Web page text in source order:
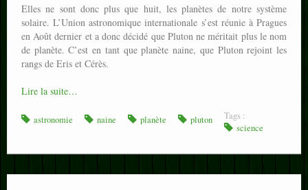
Elles ne sont donc plus que huit, les planètes de notre système
solaire. L’Union astronomique internationale s’est réunie à Pragues
en Août dernier et a donc décidé que Pluton ne méritait plus le nom
de planète. C’est en tant que planète naine, que Pluton rejoint les
rangs de Eris et Cérès.
Lire la suite…
Tags :
astronomie naine planète pluton
science